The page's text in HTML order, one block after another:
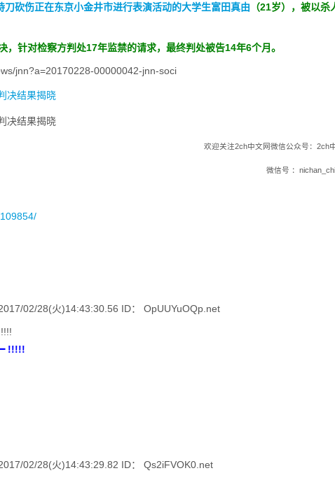
刀砍伤正在东京小金井市进行表演活动的大学生富田真由 （21岁），被以杀
，针对检察方判处17年监禁的请求，最终判处被告14年6个月。
jnn?a=20170228-00000042-jnn-soci
欢迎关注2ch中文网微信公众号：2ch
微信号 ：
02/28(火)14:43:30.56 ID： OpUUYuOQp.net
!!!!!
02/28(火)14:43:29.82 ID： Qs2iFVOK0.net